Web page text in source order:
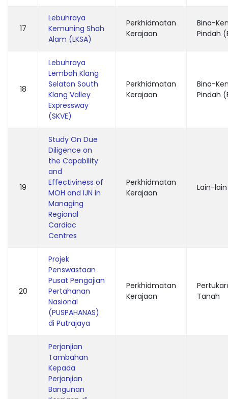
17
Lebuhraya
Kemuning Shah
Alam (LKSA)
Perkhidmatan
Kerajaan
Bina-
Pindah
18
Lebuhraya
Lembah Klang
Selatan South
Klang Valley
Expressway
(SKVE)
Perkhidmatan
Kerajaan
Bina-
Pindah
19
Study On Due
Diligence on
the Capability
and
Effectiviness of
MOH and IJN in
Managing
Regional
Cardiac
Centres
Perkhidmatan
Kerajaan
Lain-lain
20
Projek
Penswastaan
Pusat Pengajian
Pertahanan
Nasional
(PUSPAHANAS)
di Putrajaya
Perkhidmatan
Kerajaan
Tanah
Perjanjian
Tambahan
Kepada
Perjanjian
Bangunan